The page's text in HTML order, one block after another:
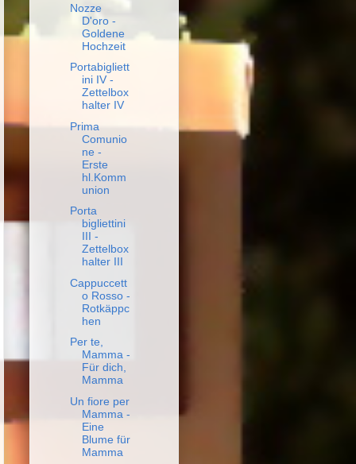
Nozze
D'oro -
Goldene
Hochzeit
Portabigliett
ini IV -
Zettelbox
halter IV
Prima
Comunio
ne -
Erste
hl.Komm
union
Porta
bigliettini
III -
Zettelbox
halter III
Cappuccett
o Rosso -
Rotkäppc
hen
Per te,
Mamma -
Für dich,
Mamma
Un fiore per
Mamma -
Eine
Blume für
Mamma